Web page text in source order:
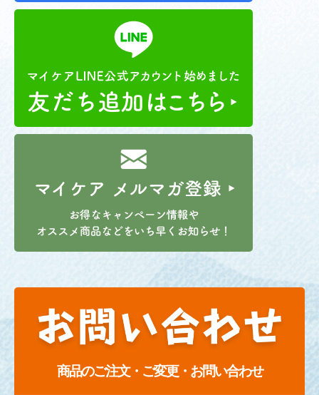
商品のご注文・ご変更・お問い合わせ